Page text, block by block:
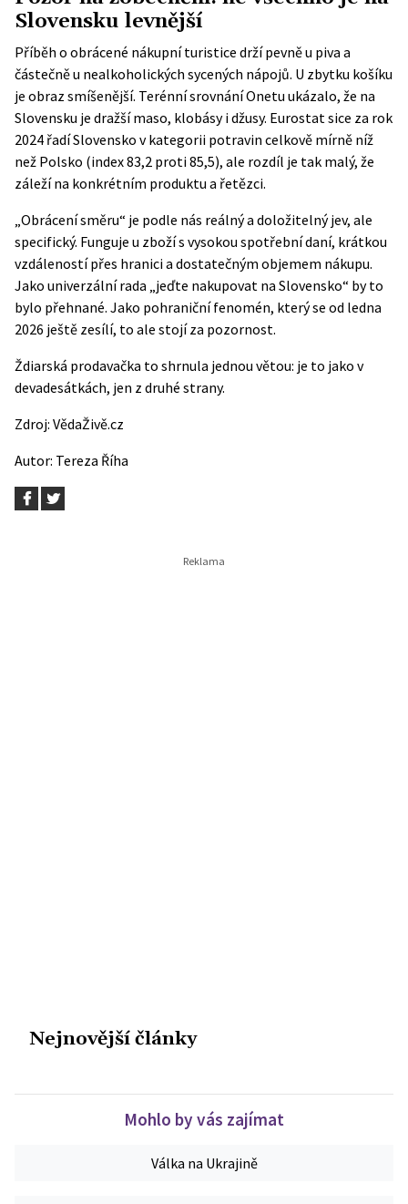
Slovensku levnější
Příběh o obrácené nákupní turistice drží pevně u piva a
částečně u nealkoholických sycených nápojů. U zbytku košíku
je obraz smíšenější. Terénní srovnání Onetu ukázalo, že na
Slovensku je dražší maso, klobásy i džusy. Eurostatsice za rok
2024 řadí Slovensko v kategorii potravin celkově mírně níž
než Polsko (index 83,2 proti 85,5), ale rozdíl je tak malý, že
záleží na konkrétním produktu a řetězci.
„Obrácení směru“ je podle nás reálný a doložitelný jev, ale
specifický. Funguje u zboží s vysokou spotřební daní, krátkou
vzdáleností přes hranici a dostatečným objemem nákupu.
Jako univerzální rada „jeďte nakupovat na Slovensko“ by to
bylo přehnané. Jako pohraniční fenomén, který se od ledna
2026 ještě zesílí, to ale stojí za pozornost.
Ždiarská prodavačka to shrnula jednou větou: je to jako v
devadesátkách, jen z druhé strany.
Zdroj: VědaŽivě.cz
Autor: Tereza Říha
Nejnovější články
Mohlo by vás zajímat
Válka na Ukrajině